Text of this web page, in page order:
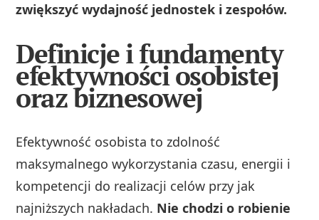
zwiększyć wydajność jednostek i zespołów.
Definicje i fundamenty
efektywności osobistej
oraz biznesowej
Efektywność osobista to zdolność
maksymalnego wykorzystania czasu, energii i
kompetencji do realizacji celów przy jak
najniższych nakładach. Nie chodzi o robienie